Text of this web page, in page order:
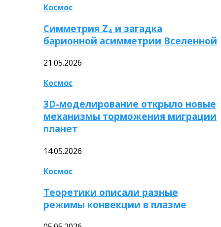
Космос
Симметрия Z₄ и загадка
барионной асимметрии Вселенной
21.05.2026
Космос
3D-моделирование открыло новые
механизмы торможения миграции
планет
14.05.2026
Космос
Теоретики описали разные
режимы конвекции в плазме